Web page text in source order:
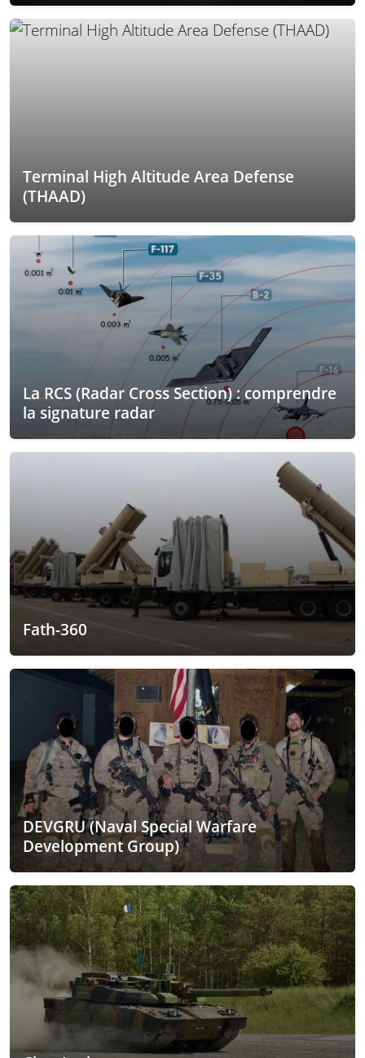
Terminal High Altitude Area Defense
(THAAD)
La RCS (Radar Cross Section) : comprendre
la signature radar
Fath-360
DEVGRU (Naval Special Warfare
Development Group)